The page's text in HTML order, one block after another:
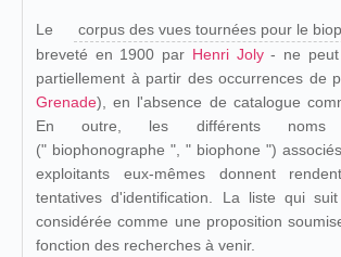
Le corpus des vues tournées pour le
breveté en 1900 par Henri Joly- ne peut
partiellement à partir des occurrences de
Grenade), en l'absence de catalogue
En outre, les différents noms
(" biophonographe ", " biophone ")
exploitants eux-mêmes donnent
tentatives d'identification. La liste qui
considérée comme une proposition
fonction des recherches à venir.